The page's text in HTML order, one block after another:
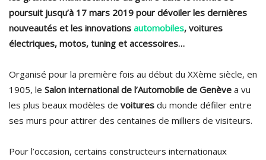
poursuit jusqu’à 17 mars 2019 pour dévoiler les dernières
nouveautés et les innovations automobiles, voitures
électriques, motos, tuning et accessoires…
Organisé pour la première fois au début du XXème siècle, en
1905, le Salon international de l’Automobile de Genève a vu
les plus beaux modèles de voitures du monde défiler entre
ses murs pour attirer des centaines de milliers de visiteurs.
Pour l’occasion, certains constructeurs internationaux